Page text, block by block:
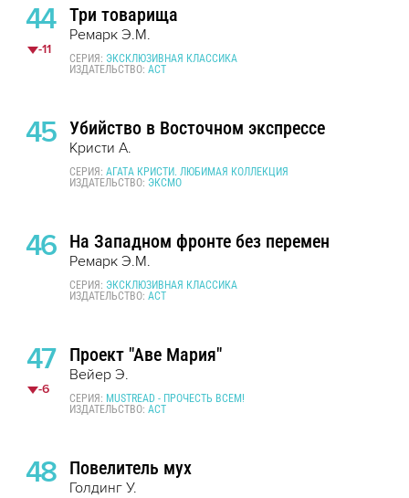
44 Три товарища
Ремарк Э.М.
СЕРИЯ: ЭКСКЛЮЗИВНАЯ КЛАССИКА
ИЗДАТЕЛЬСТВО: АСТ
-11
45 Убийство в Восточном экспрессе
Кристи А.
СЕРИЯ: АГАТА КРИСТИ. ЛЮБИМАЯ КОЛЛЕКЦИЯ
ИЗДАТЕЛЬСТВО: ЭКСМО
46 На Западном фронте без перемен
Ремарк Э.М.
СЕРИЯ: ЭКСКЛЮЗИВНАЯ КЛАССИКА
ИЗДАТЕЛЬСТВО: АСТ
47 Проект "Аве Мария"
Вейер Э.
СЕРИЯ: MUSTREAD - ПРОЧЕСТЬ ВСЕМ!
ИЗДАТЕЛЬСТВО: АСТ
-6
48 Повелитель мух
Голдинг У.